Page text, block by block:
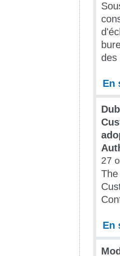
des
En
27
En